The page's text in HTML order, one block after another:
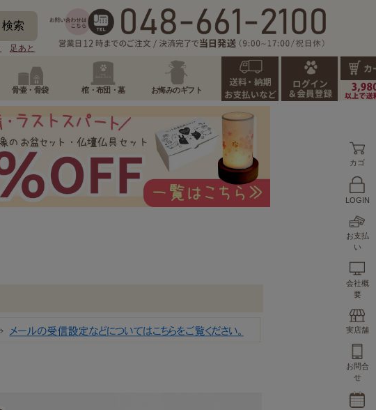
足あと
骨壷・骨袋 棺・布団・墓 お悔みのギフト
カゴ
LOGIN
お支払
い
会社概
要
実店舗
お問合
せ